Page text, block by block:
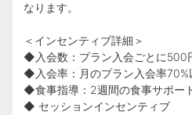
なります。
＜インセンティブ詳細＞
◆入会数：プラン入会ごとに500
◆入会率：月のプラン入会率70%
◆食事指導：2週間の食事サポー
◆ セッションインセンティブ